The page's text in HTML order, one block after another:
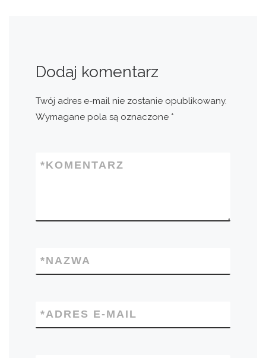
Dodaj komentarz
Twój adres e-mail nie zostanie opublikowany.
Wymagane pola są oznaczone *
KOMENTARZ
*
NAZWA
*
ADRES E-MAIL
*